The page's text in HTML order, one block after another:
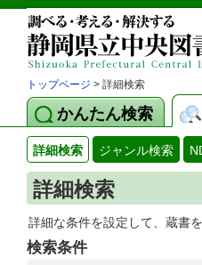
トップページ > 詳細検索
かんたん検索
詳細検索 ジャンル検索
詳細検索
詳細な条件を設定して、蔵書
検索条件